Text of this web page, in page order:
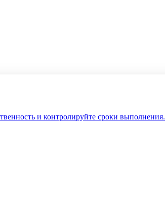
и контролируйте сроки выполнения.